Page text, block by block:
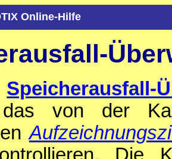
Online-Hilfe
Speicherausfall-
von der